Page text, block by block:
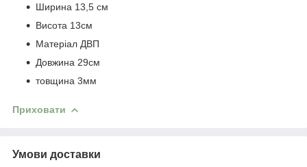
Ширина 13,5 см
Висота 13см
Матеріал ДВП
Довжина 29см
товщина 3мм
Приховати
Умови доставки